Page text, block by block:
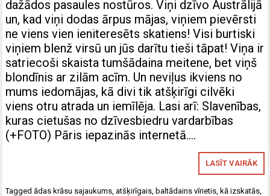
dažādos pasaules nostūros. Viņi dzīvo Austrālijā
un, kad viņi dodas ārpus mājas, viņiem pievērsti
ne viens vien ieniteresēts skatiens! Visi burtiski
viņiem blenž virsū un jūs darītu tieši tāpat! Viņa ir
satriecoši skaista tumšādaina meitene, bet viņš
blondīnis ar zilām acīm. Un neviļus ikviens no
mums iedomājas, kā divi tik atšķirīgi cilvēki
viens otru atrada un iemīlēja. Lasi arī: Slavenības,
kuras cietušas no dzīvesbiedru vardarbības
(+FOTO) Pāris iepazinās internetā….
LASĪT VAIRĀK
Taggedādas krāsu sajaukums ,atšķirīgais ,baltādains vīrietis ,kā izskatās